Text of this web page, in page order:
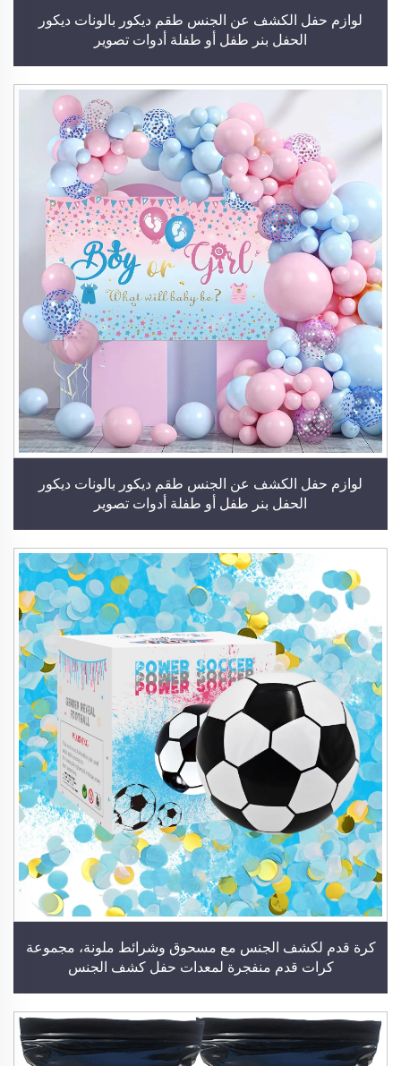
لوازم حفل الكشف عن الجنس طقم ديكور بالونات ديكور
الحفل بنر طفل أو طفلة أدوات تصوير
لوازم حفل الكشف عن الجنس طقم ديكور بالونات ديكور
الحفل بنر طفل أو طفلة أدوات تصوير
كرة قدم لكشف الجنس مع مسحوق وشرائط ملونة، مجموعة
كرات قدم منفجرة لمعدات حفل كشف الجنس